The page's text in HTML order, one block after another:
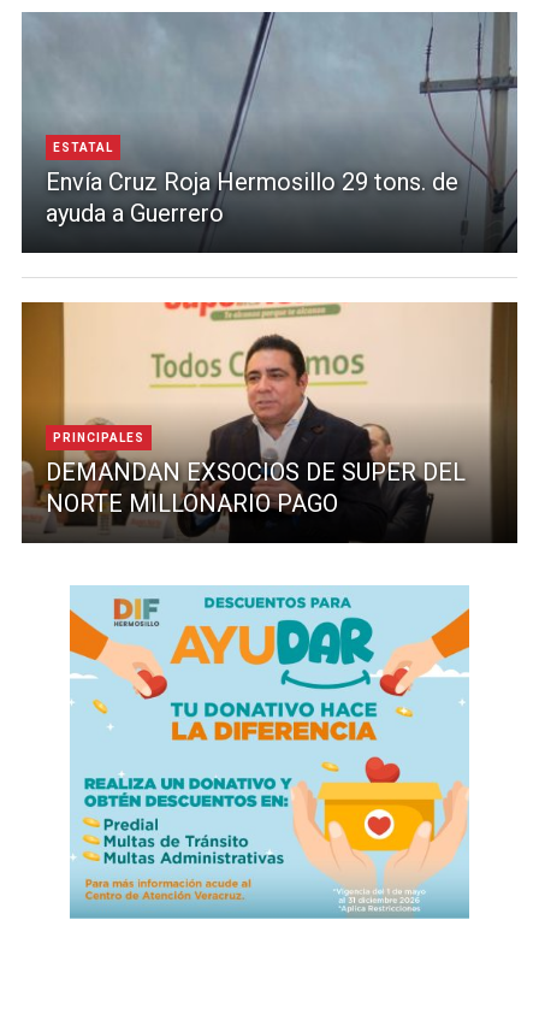
ESTATAL
Envía Cruz Roja Hermosillo 29 tons. de
ayuda a Guerrero
PRINCIPALES
DEMANDAN EXSOCIOS DE SUPER DEL
NORTE MILLONARIO PAGO